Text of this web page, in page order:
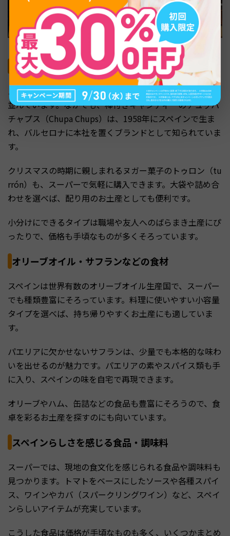
スペイン生まれのお菓子・チョコレート
スーパーには、スペインならではのお菓子が手頃な価格で
並んでいます。なかでも、棒付きキャンディーのチュッパ
チャプス（Chupa Chups）は、1958年にスペインで生ま
れ、バルセロナに本社を置くブランドとして知られていま
す。
クリスマスの時期に親しまれるヌガー菓子のトゥロン（tu
rrón）も、スーパーで気軽に購入できます。大袋や詰め合
わせを選べば、配り用のお土産としても便利です。
小分けにできるタイプは職場や友人へのばらまき土産にぴ
ったりで、価格も手頃なものが多くそろっています。
オリーブオイル・サフランなどの食材
スペインは世界有数のオリーブオイル生産国で、スーパー
でも種類豊富にそろっています。料理に使いやすい小容量
タイプを選べば、持ち帰りやすくお土産にも適していま
す。
パエリアに欠かせないサフランは、少量でも本格的な味わ
いを出せるのが魅力です。パエリアの素やスパイス類も手
に入り、スペインの味を自宅で再現できます。
オリーブやハム、缶詰などの食品も豊富にそろうので、食
卓を彩るお土産を探すのにも向いています。
スペインらしさを感じる食品・調味料
スーパーでは、現地の食文化を感じられる食品や調味料も
見つかります。トマトをベースにしたソースや各種スパイ
ス、ワインやカバ（スパークリングワイン）など、スペイ
ンらしいアイテムが充実しています。
こうした食品は価格が手頃なものも多く、いくつかまとめ